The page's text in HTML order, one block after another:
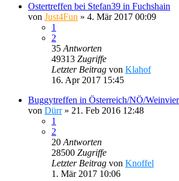
Ostertreffen bei Stefan39 in Fuchshain
von Just4Fun » 4. Mär 2017 00:09
1
2
35 Antworten
49313 Zugriffe
Letzter Beitrag von Klahof
16. Apr 2017 15:45
Buggytreffen in Österreich/NÖ/
von Dürr» 21. Feb 2016 12:48
1
2
20 Antworten
28500 Zugriffe
Letzter Beitrag von Knoffel
1. Mär 2017 10:06